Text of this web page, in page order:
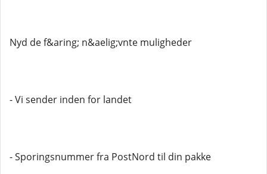
Nyd de f&aring; n&aelig;vnte muligheder
- Vi sender inden for landet
- Sporingsnummer fra PostNord til din pakke